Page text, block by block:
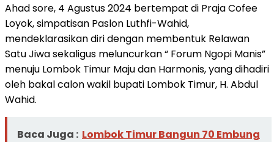
Ahad sore, 4 Agustus 2024 bertempat di Praja Cofee
Loyok, simpatisan Paslon Luthfi-Wahid,
mendeklarasikan diri dengan membentuk Relawan
Satu Jiwa sekaligus meluncurkan “ Forum Ngopi Manis”
menuju Lombok Timur Maju dan Harmonis, yang dihadiri
oleh bakal calon wakil bupati Lombok Timur, H. Abdul
Wahid.
Baca Juga : Lombok Timur Bangun 70 Embung